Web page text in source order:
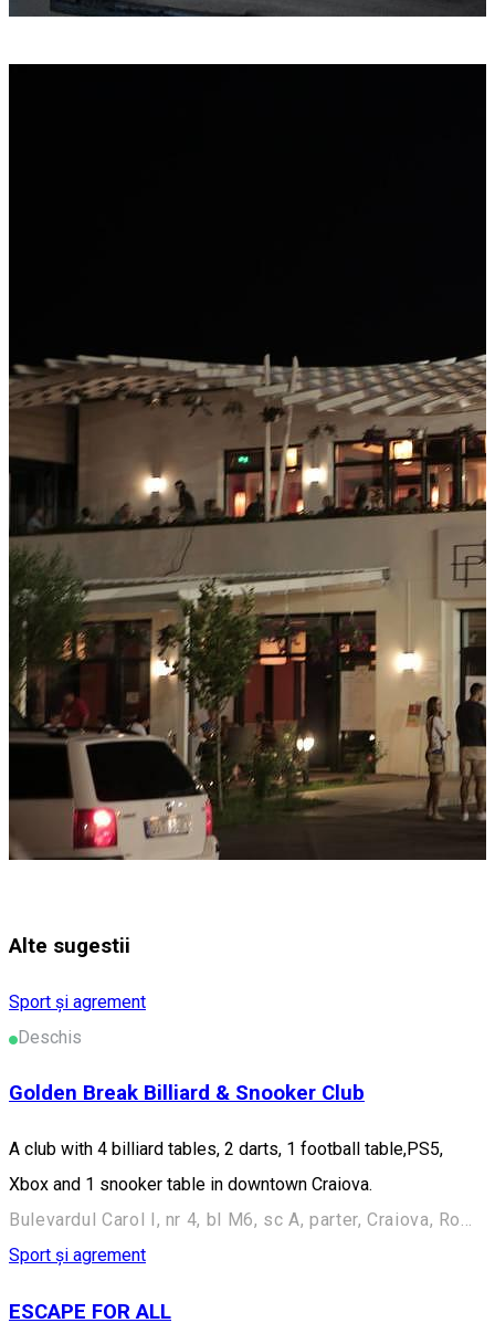
Alte sugestii
Sport și agrement
Deschis
Golden Break Billiard & Snooker Club
A club with 4 billiard tables, 2 darts, 1 football table,PS5,
Xbox and 1 snooker table in downtown Craiova.
Bulevardul Carol I, nr 4, bl M6, sc A, parter, Craiova, Romania
Sport și agrement
ESCAPE FOR ALL